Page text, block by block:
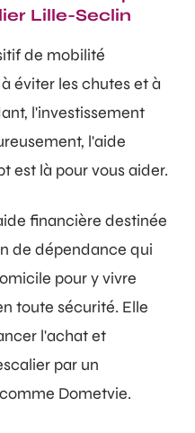
Lille-Seclin
de mobilité
éviter les chutes et à
l'investissement
l'aide
est là pour vous aider.
financière destinée
de dépendance qui
pour y vivre
toute sécurité. Elle
l'achat et
par un
Dometvie.